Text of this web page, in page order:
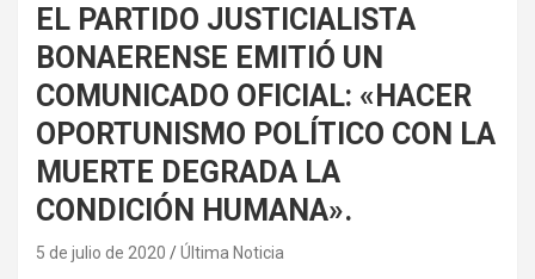
EL PARTIDO JUSTICIALISTA
BONAERENSE EMITIÓ UN
COMUNICADO OFICIAL: «HACER
OPORTUNISMO POLÍTICO CON LA
MUERTE DEGRADA LA
CONDICIÓN HUMANA».
5 de julio de 2020 Última Noticia